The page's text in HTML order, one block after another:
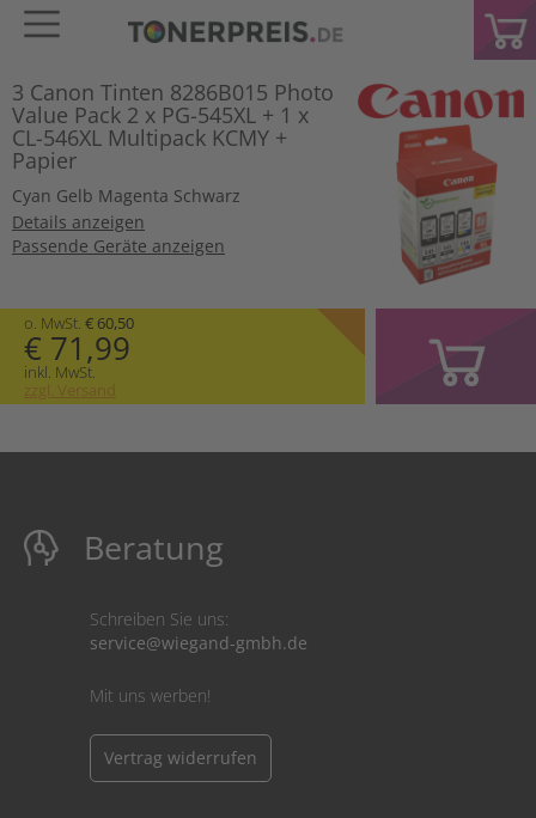
3 Canon Tinten 8286B015 Photo
Value Pack 2 x PG-545XL + 1 x
CL-546XL Multipack KCMY +
Papier
Cyan Gelb Magenta Schwarz
Details anzeigen
Passende Geräte anzeigen
o. MwSt. € 60,50
€ 71,99
inkl. MwSt.
zzgl. Versand
Beratung
Schreiben Sie uns:
service@wiegand-gmbh.de
Mit uns werben!
Vertrag widerrufen